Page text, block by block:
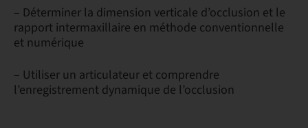
– Déterminer la dimension verticale d’occlusion et le
rapport intermaxillaire en méthode conventionnelle
et numérique
– Utiliser un articulateur et comprendre
l’enregistrement dynamique de l’occlusion